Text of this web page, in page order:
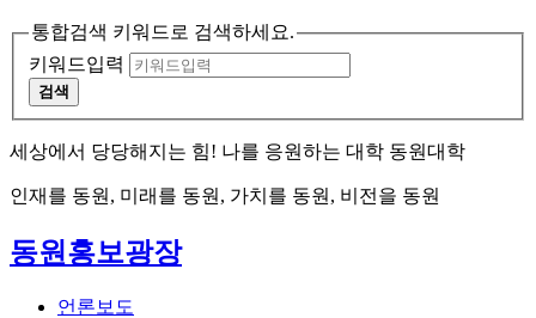
통합검색 키워드로 검색하세요.
키워드입력
검색
세상에서 당당해지는 힘! 나를 응원하는 대학 동원대학
인재를 동원, 미래를 동원, 가치를 동원, 비전을 동원
동원홍보광장
언론보도